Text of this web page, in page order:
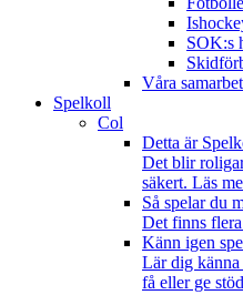
SOK:s
Våra
Spelkoll
Col
Detta är
Det blir
säkert. Läs
Så spelar du
Det finns
Känn igen
Lär dig
få eller ge